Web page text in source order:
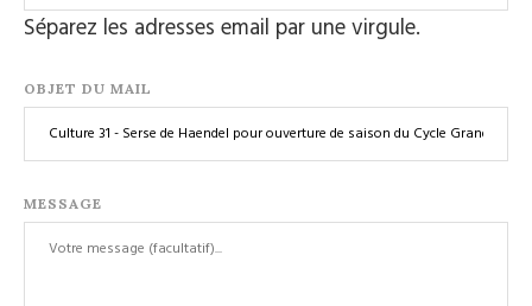
Séparez les adresses email par une virgule.
OBJET DU MAIL
MESSAGE